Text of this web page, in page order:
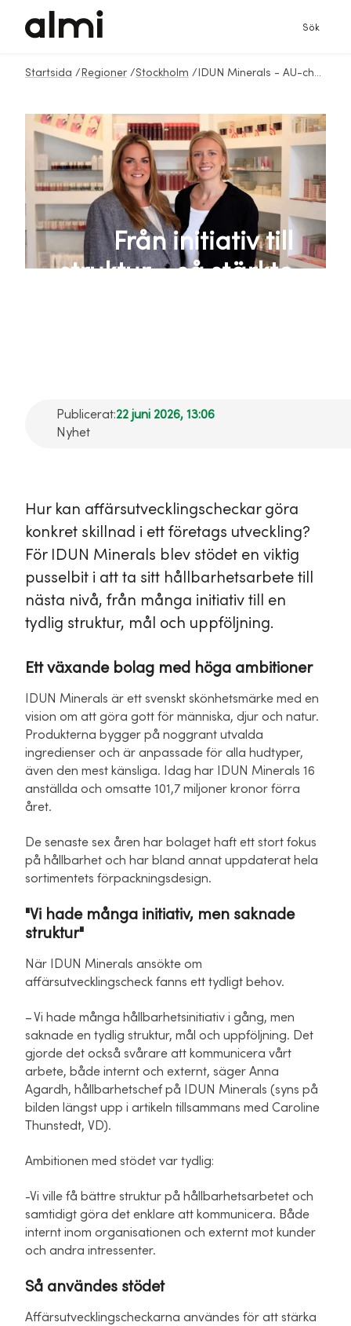
Sök
Startsida / Regioner /Stockholm / IDUN Minerals - AU-checkar
Från initiativ till
struktur – så stärkte
Publicerat:22 juni 2026, 13:06
Nyhet
Hur kan affärsutvecklingscheckar göra
konkret skillnad i ett företags utveckling?
För IDUN Minerals blev stödet en viktig
pusselbit i att ta sitt hållbarhetsarbete till
nästa nivå, från många initiativ till en
tydlig struktur, mål och uppföljning.
Ett växande bolag med höga ambitioner
IDUN Minerals är ett svenskt skönhetsmärke med en
vision om att göra gott för människa, djur och natur.
Produkterna bygger på noggrant utvalda
ingredienser och är anpassade för alla hudtyper,
även den mest känsliga. Idag har IDUN Minerals 16
anställda och omsatte 101,7 miljoner kronor förra
året.
De senaste sex åren har bolaget haft ett stort fokus
på hållbarhet och har bland annat uppdaterat hela
sortimentets förpackningsdesign.
"Vi hade många initiativ, men saknade
struktur"
När IDUN Minerals ansökte om
affärsutvecklingscheck fanns ett tydligt behov.
– Vi hade många hållbarhetsinitiativ i gång, men
saknade en tydlig struktur, mål och uppföljning. Det
gjorde det också svårare att kommunicera vårt
arbete, både internt och externt, säger Anna
Agardh, hållbarhetschef på IDUN Minerals (syns på
bilden längst upp i artikeln tillsammans med Caroline
Thunstedt, VD).
Ambitionen med stödet var tydlig:
-Vi ville få bättre struktur på hållbarhetsarbetet och
samtidigt göra det enklare att kommunicera. Både
internt inom organisationen och externt mot kunder
och andra intressenter.
Så användes stödet
Affärsutvecklingscheckarna användes för att stärka